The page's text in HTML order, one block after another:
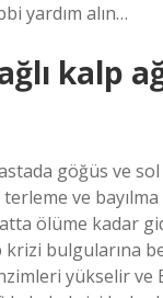
yardım alın…
kalp
göğüs ve sol
terleme ve
ölüme kadar
bulgularına
yükselir ve